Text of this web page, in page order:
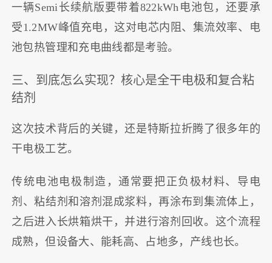
一辆Semi长续航版要带着822kWh电池包，还要承
受1.2MW峰值充电，这对电芯内阻、集流效率、电
池包热管理和充电曲线都是考验。
三、到底怎么实现？核心是全干电极和复合粘
结剂
这次技术背后的关键，还是特斯拉折腾了很多年的
干电极工艺。
传统电池电极制造，通常要把正负极材料、导电
剂、粘结剂和溶剂混成浆料，再涂布到集流体上，
之后进入长烘箱烘干，并进行溶剂回收。这个流程
成熟，但设备大、能耗高、占地多，产线也长。